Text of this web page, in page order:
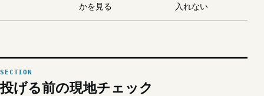
かを見る 入れない
投げる前の現地チェック